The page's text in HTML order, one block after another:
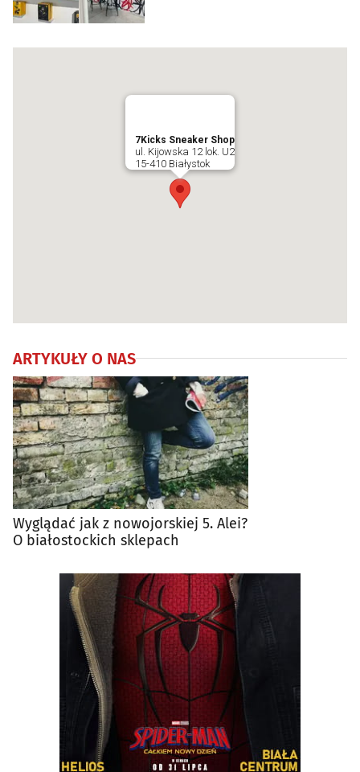
7Kicks Sneaker Shop
ul. Kijowska 12 lok. U2
15-410 Białystok
ARTYKUŁY O NAS
Wyglądać jak z nowojorskiej 5. Alei?
O białostockich sklepach